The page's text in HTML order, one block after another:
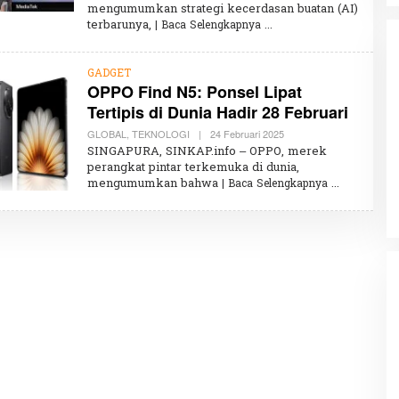
H
K
A
U
N
N
A
mengumumkan strategi kecerdasan buatan (AI)
terbarunya, | Baca Selengkapnya
GADGET
OPPO Find N5: Ponsel Lipat
Tertipis di Dunia Hadir 28 Februari
GLOBAL TEKNOLOGI | 24 Februari 2025O
E
H
K
A
SINGAPURA, SINKAP.info – OPPO, merek
perangkat pintar terkemuka di dunia,
mengumumkan bahwa | Baca Selengkapnya
Partisipasi Pemuda dalam
Pelayanan Sukarela Internasional
Diadakan di Nanjing
Di GLOBAL, VIDEO | 18 Januari 2024